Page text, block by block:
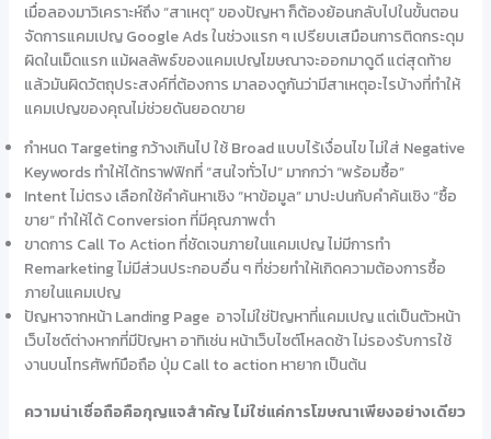
เมื่อลองมาวิเคราะห์ถึง “สาเหตุ” ของปัญหา ก็ต้องย้อนกลับไปในขั้นตอน
จัดการแคมเปญ Google Ads ในช่วงแรก ๆ เปรียบเสมือนการติดกระดุม
ผิดในเม็ดแรก แม้ผลลัพธ์ของแคมเปญโฆษณาจะออกมาดูดี แต่สุดท้าย
แล้วมันผิดวัตถุประสงค์ที่ต้องการ มาลองดูกันว่ามีสาเหตุอะไรบ้างที่ทำให้
แคมเปญของคุณไม่ช่วยดันยอดขาย
กำหนด Targeting กว้างเกินไป ใช้ Broad แบบไร้เงื่อนไข ไม่ใส่ Negative
Keywords ทำให้ได้ทราฟฟิกที่ “สนใจทั่วไป” มากกว่า “พร้อมซื้อ”
Intent ไม่ตรง เลือกใช้คำค้นหาเชิง “หาข้อมูล” มาปะปนกับคำค้นเชิง “ซื้อ
ขาย” ทำให้ได้ Conversion ที่มีคุณภาพต่ำ
ขาดการ Call To Action ที่ชัดเจนภายในแคมเปญ ไม่มีการทำ
Remarketing ไม่มีส่วนประกอบอื่น ๆ ที่ช่วยทำให้เกิดความต้องการซื้อ
ภายในแคมเปญ
ปัญหาจากหน้า Landing Page อาจไม่ใช่ปัญหาที่แคมเปญ แต่เป็นตัวหน้า
เว็บไซต์ต่างหากที่มีปัญหา อาทิเช่น หน้าเว็บไซต์โหลดช้า ไม่รองรับการใช้
งานบนโทรศัพท์มือถือ ปุ่ม Call to action หายาก เป็นต้น
ความน่าเชื่อถือคือกุญแจสำคัญ ไม่ใช่แค่การโฆษณาเพียงอย่างเดียว